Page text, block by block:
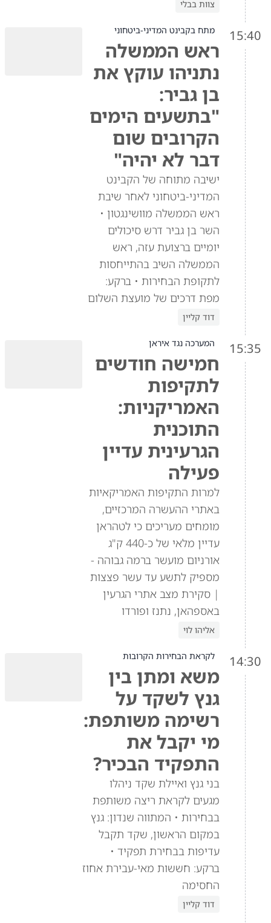
צוות בבלי
15:40 מתח בקבינט המדיני-ביטחוני
ראש הממשלה
נתניהו עוקץ את
בן גביר:
"בתשעים הימים
הקרובים שום
דבר לא יהיה"
ישיבה מתוחה של הקבינט
המדיני-ביטחוני לאחר שיבת
ראש הממשלה מוושינגטון •
השר בן גביר דרש סיכולים
יומיים ברצועת עזה, ראש
הממשלה השיב בהתייחסות
לתקופת הבחירות • ברקע:
מפת דרכים של מועצת השלום
דוד קליין
15:35 המערכה נגד איראן
חמישה חודשים
לתקיפות
האמריקניות:
התוכנית
הגרעינית עדיין
פעילה
למרות התקיפות האמריקאיות
באתרי ההעשרה המרכזיים,
מומחים מעריכים כי לטהראן
עדיין מלאי של כ-440 ק"ג
אורניום מועשר ברמה גבוהה -
מספיק לתשע עד עשר פצצות
| סקירת מצב אתרי הגרעין
באספהאן, נתנז ופורדו
אליהו לוי
14:30 לקראת הבחירות הקרובות
משא ומתן בין
גנץ לשקד על
רשימה משותפת:
מי יקבל את
התפקיד הבכיר?
בני גנץ ואיילת שקד ניהלו
מגעים לקראת ריצה משותפת
בבחירות • המתווה שנדון: גנץ
במקום הראשון, שקד תקבל
עדיפות בבחירת תפקיד •
ברקע: חששות מאי-עבירת אחוז
החסימה
דוד קליין